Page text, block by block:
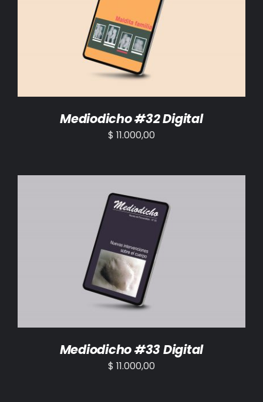
AÑADIR AL CARRITO /
Mediodicho #32 Digital
$ 11.000,00
AÑADIR AL CARRITO /
Mediodicho #33 Digital
$ 11.000,00